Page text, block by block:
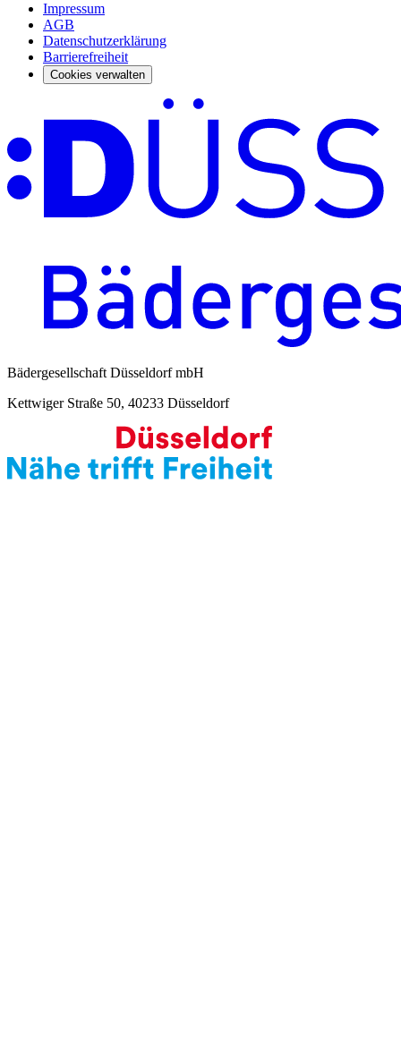
Impressum
AGB
Datenschutzerklärung
Barrierefreiheit
Cookies verwalten
Bädergesellschaft Düsseldorf mbH
Kettwiger Straße 50, 40233 Düsseldorf